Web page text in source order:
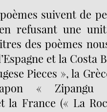
suivent de
refusant une
des poèmes
et la Costa
Pieces », la
« Zipangu
la France (« La